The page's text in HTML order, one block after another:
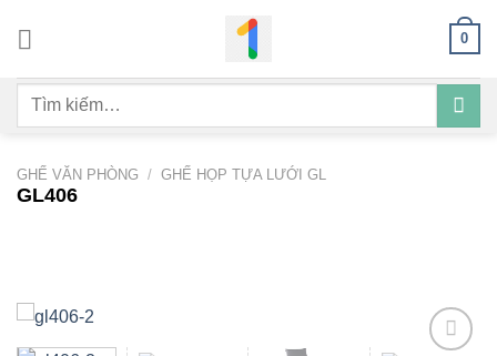
dung
0
Tìm
GHẾ VĂN PHÒNG / GHẾ HỌP TỰA LƯỚI GL
GL406